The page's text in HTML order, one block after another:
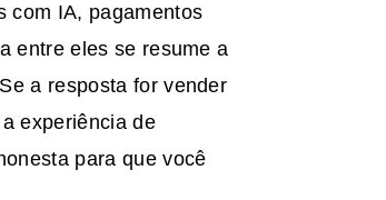
com IA, pagamentos
entre eles se resume a
a resposta for vender
experiência de
para que você